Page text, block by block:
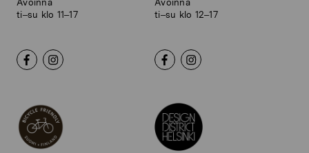
Avoinna
ti–su klo 11–17
Avoinna
ti–su klo 12–17